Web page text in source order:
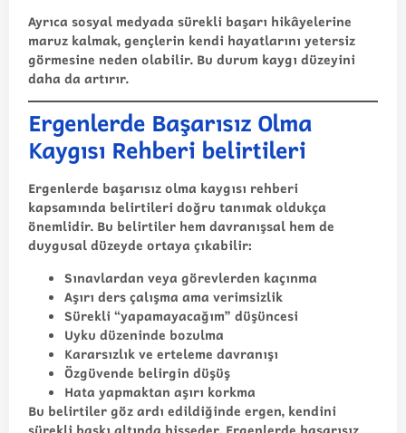
Ayrıca sosyal medyada sürekli başarı hikâyelerine
maruz kalmak, gençlerin kendi hayatlarını yetersiz
görmesine neden olabilir. Bu durum kaygı düzeyini
daha da artırır.
Ergenlerde Başarısız Olma
Kaygısı Rehberi belirtileri
Ergenlerde başarısız olma kaygısı rehberi
kapsamında belirtileri doğru tanımak oldukça
önemlidir. Bu belirtiler hem davranışsal hem de
duygusal düzeyde ortaya çıkabilir:
Sınavlardan veya görevlerden kaçınma
Aşırı ders çalışma ama verimsizlik
Sürekli “yapamayacağım” düşüncesi
Uyku düzeninde bozulma
Kararsızlık ve erteleme davranışı
Özgüvende belirgin düşüş
Hata yapmaktan aşırı korkma
Bu belirtiler göz ardı edildiğinde ergen, kendini